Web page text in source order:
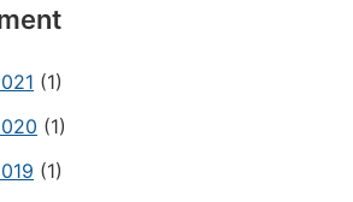
(1)
(1)
(1)